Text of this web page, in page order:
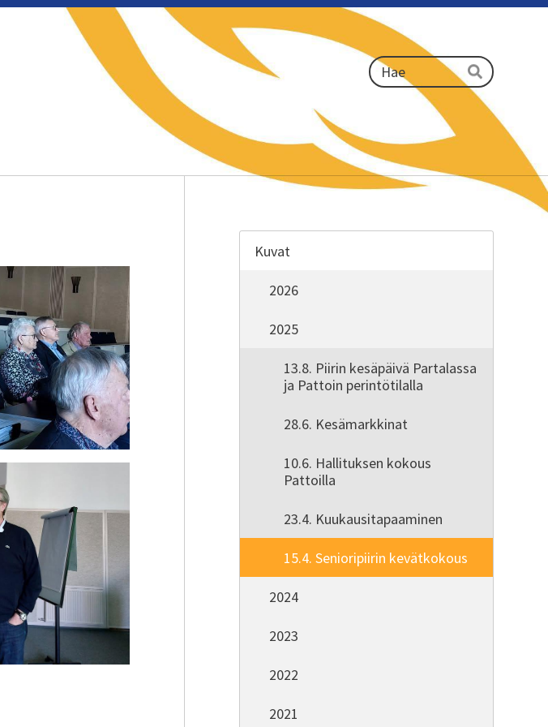
Haku
Hae
Kuvat
2026
2025
13.8. Piirin kesäpäivä Partalassa
ja Pattoin perintötilalla
28.6. Kesämarkkinat
10.6. Hallituksen kokous
Pattoilla
23.4. Kuukausitapaaminen
15.4. Senioripiirin kevätkokous
2024
2023
2022
2021